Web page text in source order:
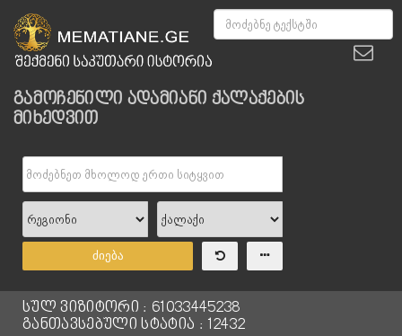
გამოჩენილი ადამიანი ქალაქების
მიხედვით
ძიება
სულ ვიზიტორი : 61033445238
განთავსებული სტატია : 12432